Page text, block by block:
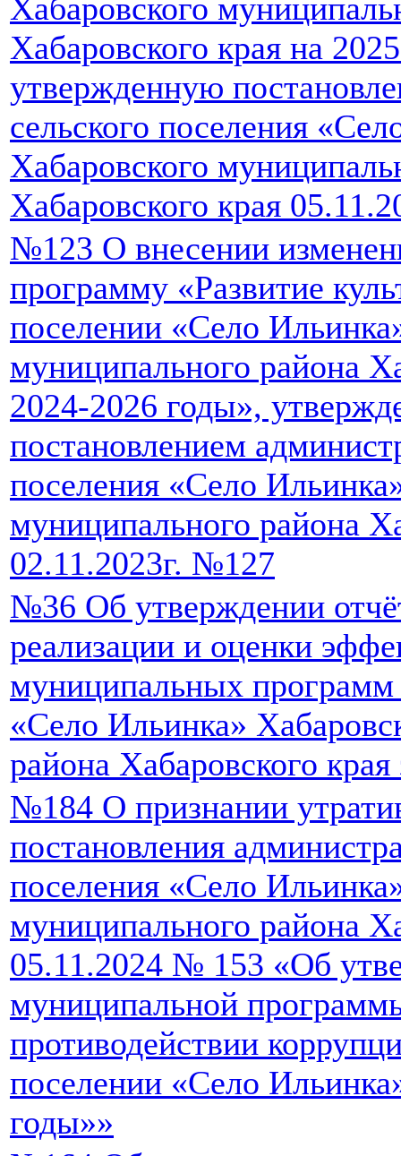
Хабаровского
Хабаровского края на
утвержденную
сельского поселения
Хабаровского
Хабаровского края
№123 О внесении
программу «Развитие
поселении «Село
муниципального района
2024-2026 годы»,
постановлением
поселения «Село
муниципального района
02.11.2023г. №127
№36 Об утверждении
реализации и оценки
муниципальных программ
«Село Ильинка»
района Хабаровского края
№184 О признании
постановления
поселения «Село
муниципального района
05.11.2024 № 153 «Об
муниципальной
противодействии
поселении «Село
годы»»